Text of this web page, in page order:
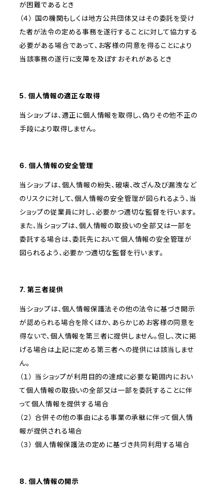
が困難であるとき
（４） 国の機関もしくは地方公共団体又はその委託を受け
た者が法令の定める事務を遂行することに対して協力する
必要がある場合であって、お客様の同意を得ることにより
当該事務の遂行に支障を及ぼすおそれがあるとき
5. 個人情報の適正な取得
当ショップは、適正に個人情報を取得し、偽りその他不正の
手段により取得しません。
6. 個人情報の安全管理
当ショップは、個人情報の紛失、破壊、改ざん及び漏洩など
のリスクに対して、個人情報の安全管理が図られるよう、当
ショップの従業員に対し、必要かつ適切な監督を行います。
また、当ショップは、個人情報の取扱いの全部又は一部を
委託する場合は、委託先において個人情報の安全管理が
図られるよう、必要かつ適切な監督を行います。
7. 第三者提供
当ショップは、個人情報保護法その他の法令に基づき開示
が認められる場合を除くほか、あらかじめお客様の同意を
得ないで、個人情報を第三者に提供しません。但し、次に掲
げる場合は上記に定める第三者への提供には該当しませ
ん。
（１） 当ショップが利用目的の達成に必要な範囲内におい
て個人情報の取扱いの全部又は一部を委託することに伴
って個人情報を提供する場合
（２） 合併その他の事由による事業の承継に伴って個人情
報が提供される場合
（３） 個人情報保護法の定めに基づき共同利用する場合
8. 個人情報の開示